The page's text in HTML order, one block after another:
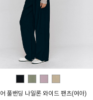
풀밴딩 나일론 와이드 팬츠(여아)